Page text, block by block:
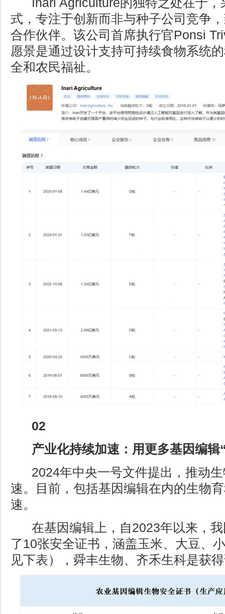
式，专注于创新而非与种子公司竞争
合作伙伴。该公司首席执行官Ponsi
愿景是通过设计支持可持续食物系统
全和农民福祉。
02
产业化持续加速：用更多基因编辑
2024年中央一号文件提出，推动生
速。目前，包括基因编辑在内的生物
速。
在基因编辑上，自2023年以来，我
了10张安全证书，涵盖玉米、大豆、
见下表），舜丰生物、齐禾生科是获